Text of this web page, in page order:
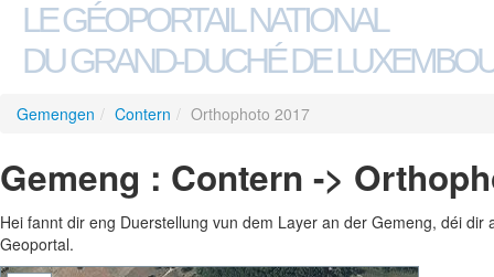
LE GÉOPORTAIL NATIONAL
DU GRAND-DUCHÉ DE
Gemengen / Contern / Orthophoto 2017
Gemeng : Contern ->
Hei fannt dir eng Duerstellung vun dem Layer an der Gemeng, déi
Geoportal.